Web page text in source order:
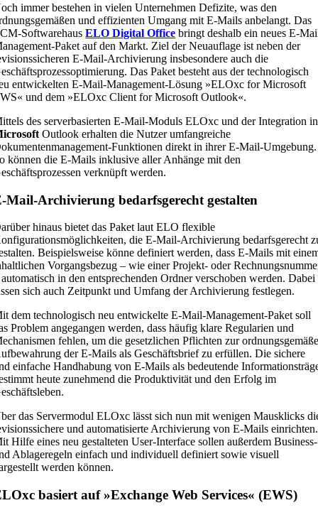
immer bestehen in vielen Unternehmen Defizite, was den
und effizienten Umgang mit E-Mails anbelangt. Das
SoftwarehausELO Digital Office bringt deshalb ein neues E-
Paket auf den Markt. Ziel der Neuauflage ist neben der
E-Mail-Archivierung insbesondere auch die
Das Paket besteht aus der technologisch
entwickelten E-Mail-Management-Lösung »ELOxc for Microsoft
und dem »ELOxc Client for Microsoft Outlook«.
des serverbasierten E-Mail-Moduls ELOxc und der Integration in
Outlook erhalten die Nutzer umfangreiche
Funktionen direkt in ihrer E-Mail-Umgebung.
können die E-Mails inklusive aller Anhänge mit den
verknüpft werden.
Mail-Archivierung bedarfsgerecht gestalten
hinaus bietet das Paket laut ELO flexible
die E-Mail-Archivierung bedarfsgerecht
Beispielsweise könne definiert werden, dass E-Mails mit
Vorgangsbezug – wie einer Projekt- oder
in den entsprechenden Ordner verschoben werden. Dabei
sich auch Zeitpunkt und Umfang der Archivierung festlegen.
dem technologisch neu entwickelte E-Mail-Management-Paket soll
Problem angegangen werden, dass häufig klare Regularien und
fehlen, um die gesetzlichen Pflichten zur
der E-Mails als Geschäftsbrief zu erfüllen. Die sichere
einfache Handhabung von E-Mails als bedeutende
heute zunehmend die Produktivität und den Erfolg im
das Servermodul ELOxc lässt sich nun mit wenigen Mausklicks
und automatisierte Archivierung von E-Mails einrichten.
Hilfe eines neu gestalteten User-Interface sollen außerdem Business-
Ablageregeln einfach und individuell definiert sowie visuell
werden können.
basiert auf »Exchange Web Services« (EWS)